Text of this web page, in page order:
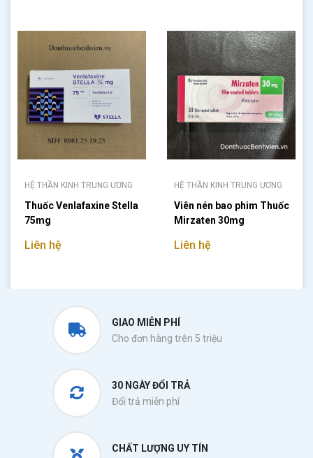
HỆ THẦN KINH TRUNG ƯƠNG
Thuốc Venlafaxine Stella
75mg
Liên hệ
HỆ THẦN KINH TRUNG ƯƠNG
Viên nén bao phim Thuốc
Mirzaten 30mg
Liên hệ
GIAO MIỄN PHÍ
Cho đơn hàng trên 5 triệu
30 NGÀY ĐỔI TRẢ
Đổi trả miễn phí
CHẤT LƯỢNG UY TÍN